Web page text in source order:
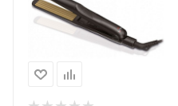
самовывоза
Да